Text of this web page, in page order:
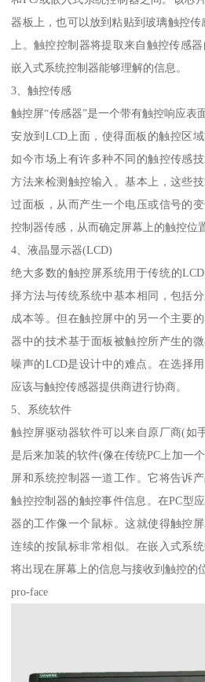
器板上，也可以放到粘贴到玻璃触控传
上。触控控制器将提取来自触控传感
嵌入式系统控制器能够理解的信息。
3、触控传感
触控屏“传感器”是一个带有触控响应表
安放到LCD上面，使得面板的触控区
如今市场上有许多种不同的触控传感
方法来检测触控输入。基本上，这些
过面板，从而产生一个电压或信号的
控制器传感，从而确定屏幕上的触控位
4、液晶显示器(LCD)
绝大多数的触控屏系统用于传统的
择方法与传统系统中基本相同，包括
成本等。但在触控屏中的另一个主要
器中的技术基于面板被触控所产生的
噪声的LCD是设计中的难点。在选择
应该与触控传感器提供商进行协商。
5、系统软件
触控屏驱动器软件可以来自原厂商(如
是后来加装的软件(像在传统PC上加一
屏和系统控制器一道工作。它将告诉
触控控制器的触控事件信息。在PC型
器的工作像一个鼠标。这就使得触控
连续的按鼠标非常相似。在嵌入式系
将出现在屏幕上的信息与接收到触控的
pro-face